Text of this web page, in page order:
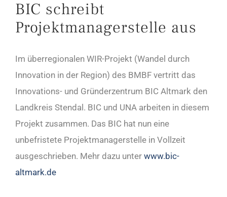
BIC schreibt
Projektmanagerstelle aus
Im überregionalen WIR-Projekt (Wandel durch
Innovation in der Region) des BMBF vertritt das
Innovations- und Gründerzentrum BIC Altmark den
Landkreis Stendal. BIC und UNA arbeiten in diesem
Projekt zusammen. Das BIC hat nun eine
unbefristete Projektmanagerstelle in Vollzeit
ausgeschrieben. Mehr dazu unter www.bic-
altmark.de